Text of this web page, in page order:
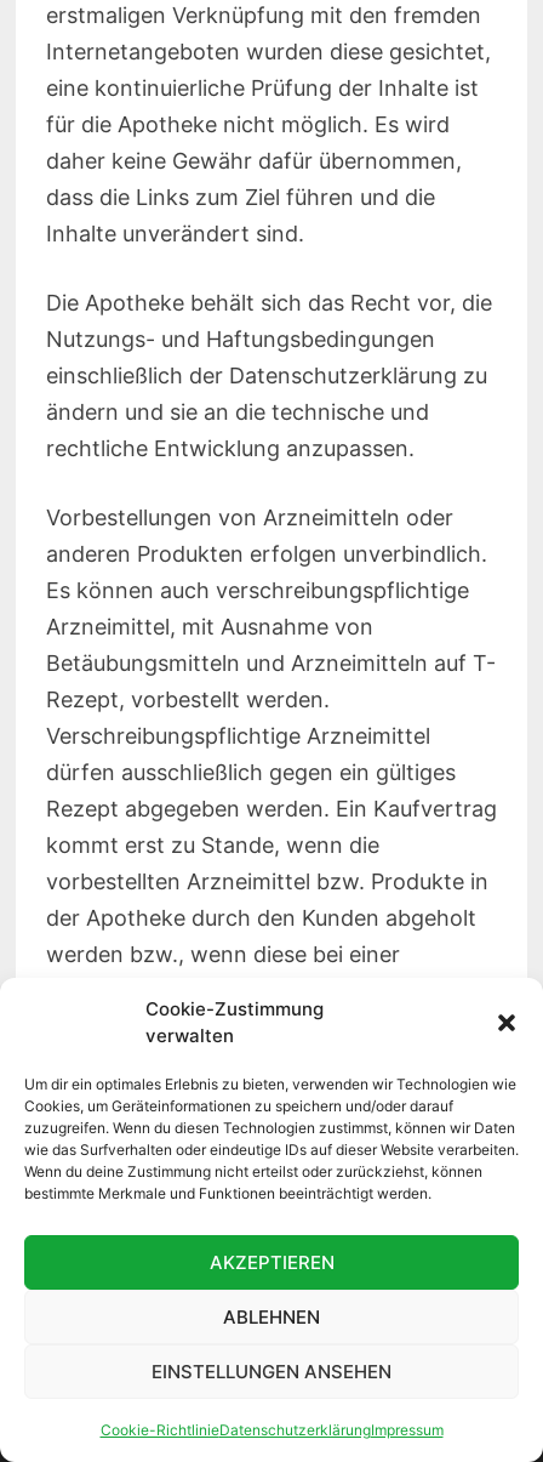
Cookie-Zustimmung
verwalten
Um dir ein optimales Erlebnis zu bieten, verwenden wir Technologien wie
Cookies, um Geräteinformationen zu speichern und/oder darauf
zuzugreifen. Wenn du diesen Technologien zustimmst, können wir Daten
wie das Surfverhalten oder eindeutige IDs auf dieser Website verarbeiten.
Wenn du deine Zustimmung nicht erteilst oder zurückziehst, können
bestimmte Merkmale und Funktionen beeinträchtigt werden.
AKZEPTIEREN
ABLEHNEN
EINSTELLUNGEN ANSEHEN
Cookie-RichtlinieDatenschutzerklärungImpressum
erstmaligen Verknüpfung mit den fremden
Internetangeboten wurden diese gesichtet,
eine kontinuierliche Prüfung der Inhalte ist
für die Apotheke nicht möglich. Es wird
daher keine Gewähr dafür übernommen,
dass die Links zum Ziel führen und die
Inhalte unverändert sind.
Die Apotheke behält sich das Recht vor, die
Nutzungs- und Haftungsbedingungen
einschließlich der Datenschutzerklärung zu
ändern und sie an die technische und
rechtliche Entwicklung anzupassen.
Vorbestellungen von Arzneimitteln oder
anderen Produkten erfolgen unverbindlich.
Es können auch verschreibungspflichtige
Arzneimittel, mit Ausnahme von
Betäubungsmitteln und Arzneimitteln auf T-
Rezept, vorbestellt werden.
Verschreibungspflichtige Arzneimittel
dürfen ausschließlich gegen ein gültiges
Rezept abgegeben werden. Ein Kaufvertrag
kommt erst zu Stande, wenn die
vorbestellten Arzneimittel bzw. Produkte in
der Apotheke durch den Kunden abgeholt
werden bzw., wenn diese bei einer
Sollten Sie noch Fragen zu den
Nutzungsbestimmungen und der
Datenschutzerklärung haben, können Sie
sich gern per E-Mail oder schriftlich an die
Apotheke wenden.